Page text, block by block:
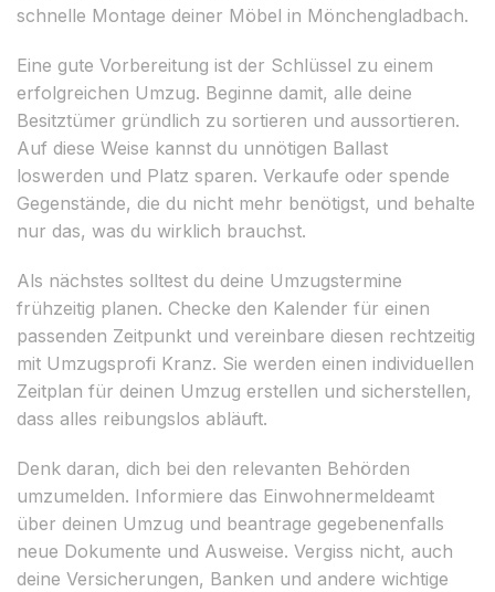
schnelle Montage deiner Möbel in Mönchengladbach.
Eine gute Vorbereitung ist der Schlüssel zu einem
erfolgreichen Umzug. Beginne damit, alle deine
Besitztümer gründlich zu sortieren und aussortieren.
Auf diese Weise kannst du unnötigen Ballast
loswerden und Platz sparen. Verkaufe oder spende
Gegenstände, die du nicht mehr benötigst, und behalte
nur das, was du wirklich brauchst.
Als nächstes solltest du deine Umzugstermine
frühzeitig planen. Checke den Kalender für einen
passenden Zeitpunkt und vereinbare diesen rechtzeitig
mit Umzugsprofi Kranz. Sie werden einen individuellen
Zeitplan für deinen Umzug erstellen und sicherstellen,
dass alles reibungslos abläuft.
Denk daran, dich bei den relevanten Behörden
umzumelden. Informiere das Einwohnermeldeamt
über deinen Umzug und beantrage gegebenenfalls
neue Dokumente und Ausweise. Vergiss nicht, auch
deine Versicherungen, Banken und andere wichtige